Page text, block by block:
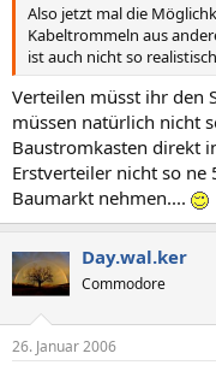
Also jetzt mal die
Kabeltrommeln aus
ist auch nicht so
Verteilen müsst ihr den
müssen natürlich nicht
Baustromkasten direkt
Erstverteiler nicht so ne
Baumarkt nehmen....
Day.wal.ker
Commodore
26. Januar 2006